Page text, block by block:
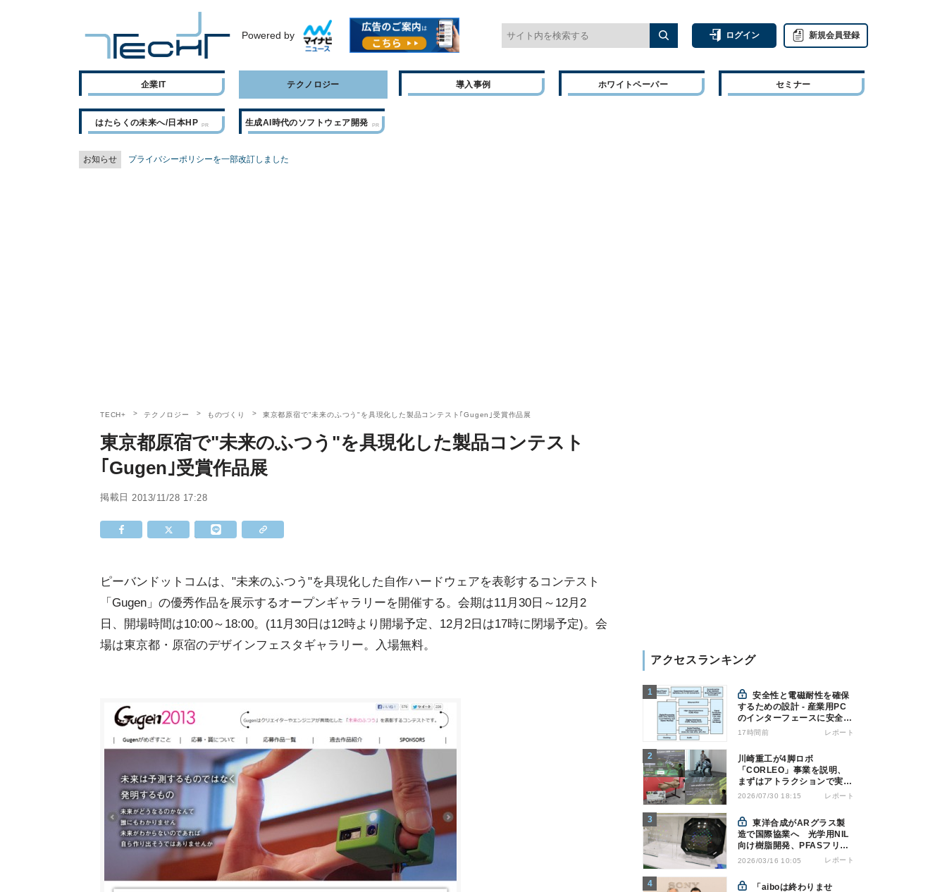
Powered by ログイン 新規会員登録
企業IT テクノロジー 導入事例 ホワイトペーパー セミナー
はたらくの未来へ/日本HP 生成AI時代のソフトウェア開発
お知らせ プライバシーポリシーを一部改訂しました
TECH+ テクノロジー ものづくり 東京都原宿で"未来のふつう"を具現化した製品コンテスト｢Gugen｣受賞作品展
東京都原宿で"未来のふつう"を具現化した製品コンテスト
｢Gugen｣受賞作品展
掲載日 2013/11/28 17:28
ピーバンドットコムは、"未来のふつう"を具現化した自作ハードウェアを表彰するコンテスト
「Gugen」の優秀作品を展示するオープンギャラリーを開催する。会期は11月30日～12月2
日、開場時間は10:00～18:00。(11月30日は12時より開場予定、12月2日は17時に閉場予定)。会
場は東京都・原宿のデザインフェスタギャラリー。入場無料。
アクセスランキング
安全性と電磁耐性を確保
するための設計 - 産業用PC
のインターフェースに安全絶
縁を適用する
17時間前 レポート
川崎重工が4脚ロボ
「CORLEO」事業を説明、
まずはアトラクションで実用
化へ
2026/07/30 18:15 レポート
東洋合成がARグラス製
造で国際協業へ 光学用NIL
向け樹脂開発、PFASフリー
も
2026/03/16 10:05 レポート